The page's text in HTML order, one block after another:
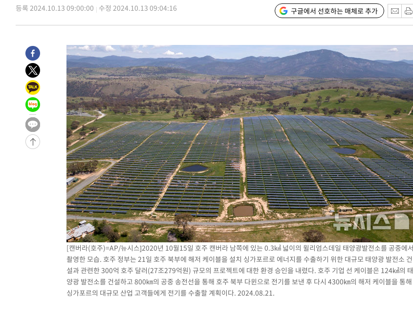
-23085초 전 >[속보]장은수, KLPGA 제주삼다수 역전 우승…데뷔 10년 차에 첫
-18450초 전 >"얼마나 더웠으면"…안동 물길공원서 헤엄친 구렁이 '소동'
-17649초 전 >
'2경기 연속 침묵' 손흥민, 톨루카전 68분만 뛰고 슈팅 0개
-16401초 전 >
이강인, 오늘 서울서 AT마드리드 입단식…'전례 없는 특급대우'
-3283초 전 >
'여긴 20도, 저긴 50도'…열화상 카메라로 본 폭염 저감시설 '온도
-2754초 전 >
콜롬비아 신임 우파 대통령 취임 하루만에 차량폭탄 폭발 사건
1시간 전 >
튀르키예 외무장관, "메카 3국 방위협정은 이란이 목표 아냐 " 밝혀
1시간 전 >
이군이 불법 군시설 건설한 레바논 남부에서 레바논군 3명 폭발로 부상
2시간 전 >
[속보]美중부 사령관, 이스라엘 긴급방문 다중화된 전선 상황 논의
3시간 전 >
美 국방부, 켄달 전 공군장관 보안허가 취소…“에어포스원 기밀정보, 언
‘축구의 신’ 아르헨티나 축구 선수 메시의 부친 지병 별세
“美 이란전 무기 소진…북한과 분쟁시 주한 미군 취약해질 수 있어”
등록 2024.10.13 09:00:00 수정 2024.10.13 09:04:16 구글에서 선호하는 매체로 추가
[캔버라(호주)=AP/뉴시스]2020년 10월15일 호주 캔버라 남쪽에 있는 0.3㎢ 넓이의 윌리엄스데일 태양광발전소를 공중에서
촬영한 모습. 호주 정부는 21일 호주 북부에 해저 케이블을 설치 싱가포르로 에너지를 수출하기 위한 대규모 태양광 발전소 건
설과 관련한 300억 호주 달러(27조279억원) 규모의 프로젝트에 대한 환경 승인을 내렸다. 호주 기업 선 케이블은 124㎢의 태
양광 발전소를 건설하고 800㎞의 공중 송전선을 통해 호주 북부 다윈으로 전기를 보낸 후 다시 4300㎞의 해저 케이블을 통해
싱가포르의 대규모 산업 고객들에게 전기를 수출할 계획이다. 2024.08.21.